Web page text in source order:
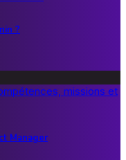
?
Manager